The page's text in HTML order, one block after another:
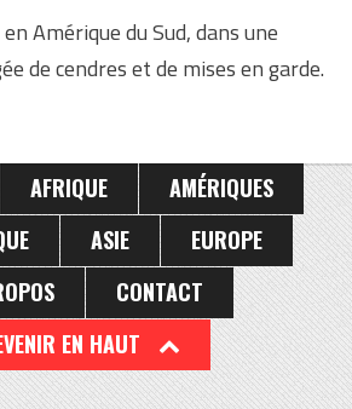
Amérique du Sud, dans une
de cendres et de mises en garde.
AFRIQUE
AMÉRIQUES
ASIE
EUROPE
CONTACT
EN HAUT